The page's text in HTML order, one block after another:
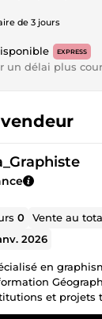
de 3 jours
EXPRESS
un délai plus
0 Vente au
2026
en
et projets
et la